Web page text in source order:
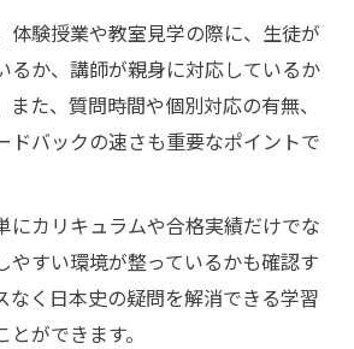
体験授業や教室見学の際に、生徒が
るか、講師が親身に対応しているか
また、質問時間や個別対応の有無、
ドバックの速さも重要なポイントで
にカリキュラムや合格実績だけでな
やすい環境が整っているかも確認す
なく日本史の疑問を解消できる学習
ができます。